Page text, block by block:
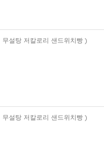
설탕 저칼로리 샌드위치빵 )
설탕 저칼로리 샌드위치빵 )